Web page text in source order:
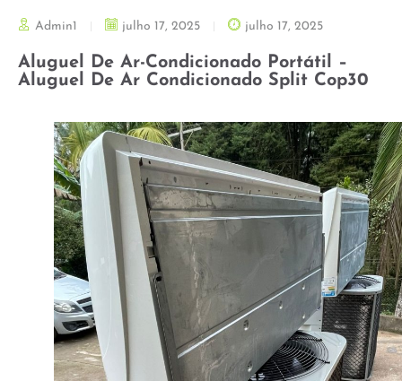
Admin1 julho 17, 2025 julho 17, 2025
Aluguel De Ar-Condicionado Portátil –
Aluguel De Ar Condicionado Split Cop30